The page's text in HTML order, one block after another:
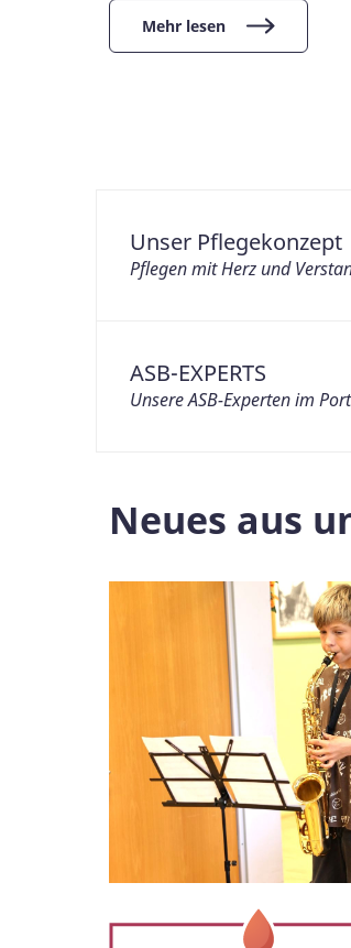
Mehr lesen
Unser Pflegekonzept
Pflegen mit Herz und
ASB-EXPERTS
Unsere ASB-Experten im
Neues aus